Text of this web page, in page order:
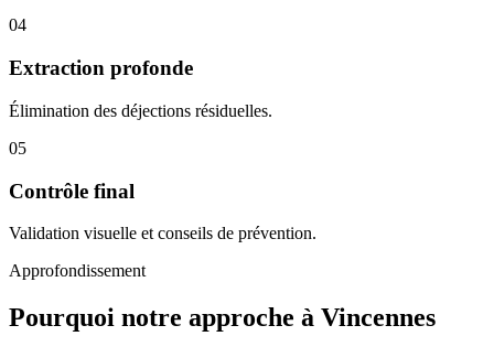
04
Extraction profonde
Élimination des déjections résiduelles.
05
Contrôle final
Validation visuelle et conseils de prévention.
Approfondissement
Pourquoi notre approche à Vincennes